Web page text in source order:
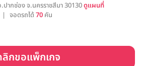
ากช่อง จ.นครราชสีมา 30130ดูแผนที่
| จอดรถได้70 คัน
กขอแพ็กเกจ